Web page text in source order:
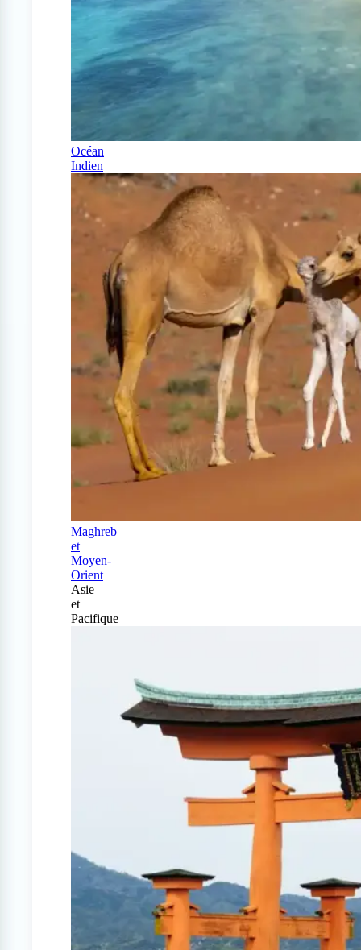
Océan
Indien
Maghreb
et
Moyen-
Orient
Asie
et
Pacifique